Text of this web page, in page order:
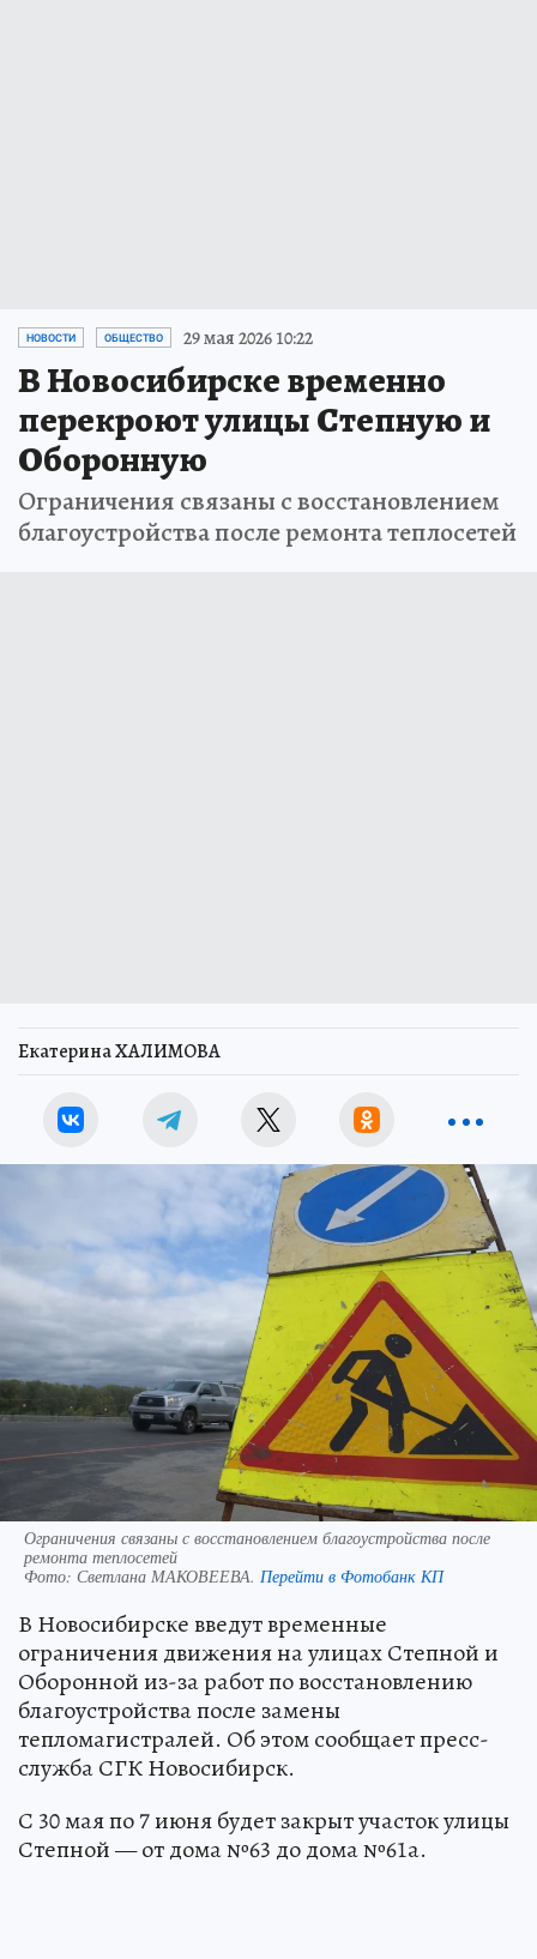
НОВОСТИ ОБЩЕСТВО 29 мая 2026 10:22
В Новосибирске временно
перекроют улицы Степную и
Оборонную
Ограничения связаны с восстановлением
благоустройства после ремонта теплосетей
Екатерина ХАЛИМОВА
Ограничения связаны с восстановлением благоустройства после
ремонта теплосетей
Фото: Светлана МАКОВЕЕВА. Перейти в Фотобанк КП
В Новосибирске введут временные
ограничения движения на улицах Степной и
Оборонной из-за работ по восстановлению
благоустройства после замены
тепломагистралей. Об этом сообщает пресс-
служба СГК Новосибирск.
С 30 мая по 7 июня будет закрыт участок улицы
Степной — от дома №63 до дома №61а.